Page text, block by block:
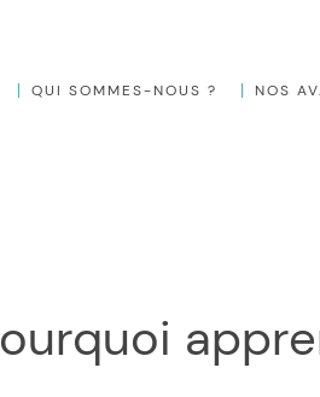
QUI SOMMES-NOUS ? NOS
Pourquoi